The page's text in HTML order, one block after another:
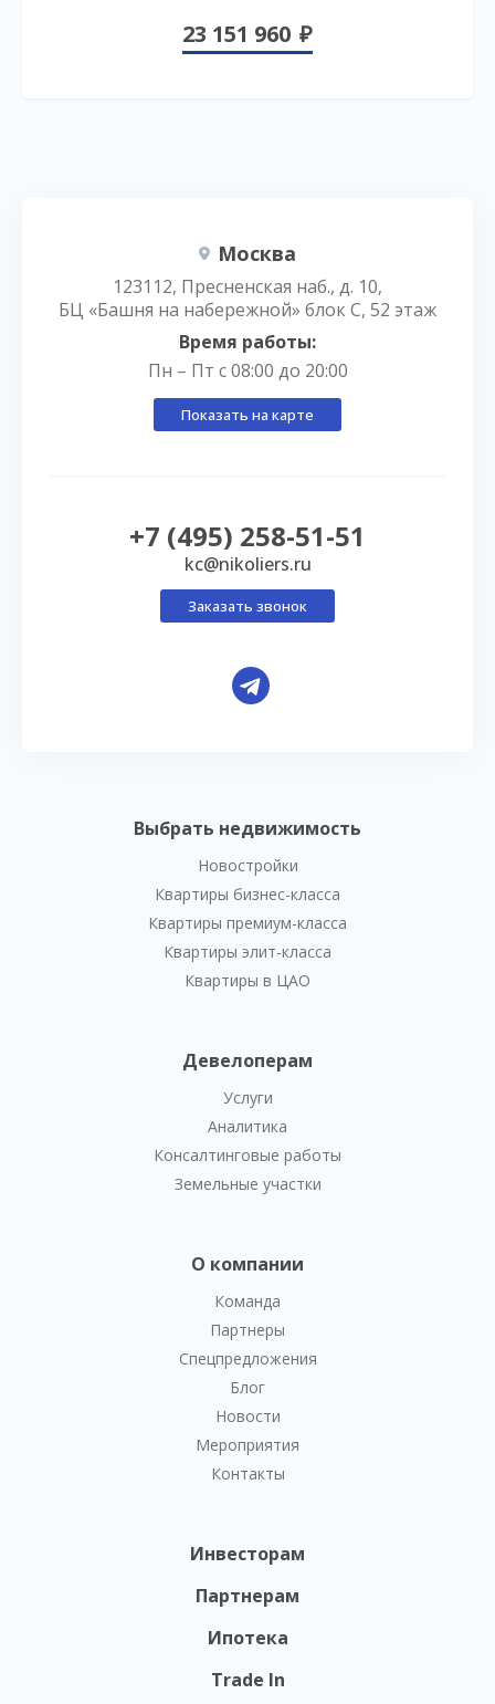
23 151 960
Выбрать недвижимость
Новостройки
Квартиры бизнес-класса
Квартиры премиум-класса
Квартиры элит-класса
Квартиры в ЦАО
Девелоперам
Услуги
Аналитика
Консалтинговые работы
Земельные участки
О компании
Команда
Партнеры
Спецпредложения
Блог
Новости
Мероприятия
Контакты
Инвесторам
Партнерам
Ипотека
Trade In
Москва
123112, Пресненская наб., д. 10,
БЦ «Башня на набережной» блок С, 52 этаж
Время работы:
Пн – Пт с 08:00 до 20:00
Показать на карте
+7 (495) 258-51-51
kc@nikoliers.ru
Заказать звонок